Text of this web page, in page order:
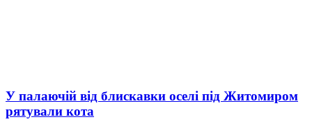
У палаючій від блискавки оселі під Житомиром
рятували кота